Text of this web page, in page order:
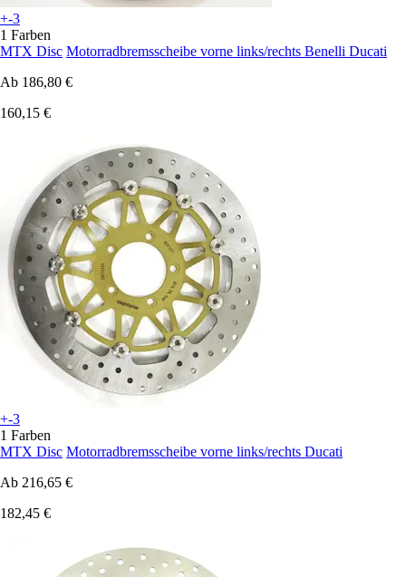
+-3
1 Farben
MTX Disc Motorradbremsscheibe vorne links/rechts Benelli Ducati
Ab 186,80 €
160,15 €
+-3
1 Farben
MTX Disc Motorradbremsscheibe vorne links/rechts Ducati
Ab 216,65 €
182,45 €